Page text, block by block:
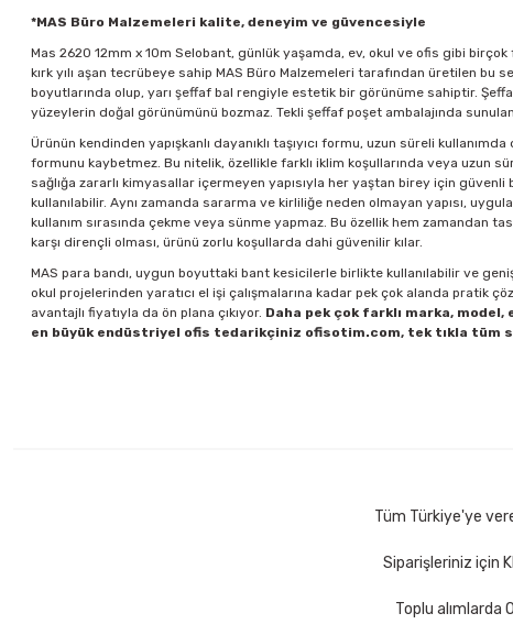
*MAS Büro Malzemeleri kalite, deneyim ve güvencesiyle
Mas 2620 12mm x 10m Selobant, günlük yaşamda, ev, okul ve ofis gibi
kırk yılı aşan tecrübeye sahip MAS Büro Malzemeleri tarafından üretilen bu
boyutlarında olup, yarı şeffaf bal rengiyle estetik bir görünüme sahiptir.
yüzeylerin doğal görünümünü bozmaz. Tekli şeffaf poşet ambalajında
Ürünün kendinden yapışkanlı dayanıklı taşıyıcı formu, uzun süreli
formunu kaybetmez. Bu nitelik, özellikle farklı iklim koşullarında veya uzun
sağlığa zararlı kimyasallar içermeyen yapısıyla her yaştan birey için
kullanılabilir. Aynı zamanda sararma ve kirliliğe neden olmayan yapısı,
kullanım sırasında çekme veya sünme yapmaz. Bu özellik hem zamandan
karşı dirençli olması, ürünü zorlu koşullarda dahi güvenilir kılar.
MAS para bandı, uygun boyuttaki bant kesicilerle birlikte kullanılabilir ve
okul projelerinden yaratıcı el işi çalışmalarına kadar pek çok alanda pratik
avantajlı fiyatıyla da ön plana çıkıyor. Daha pek çok farklı marka,
en büyük endüstriyel ofis tedarikçiniz ofisotim.com, tek tıkla tüm
Tüm Türkiye'ye
Siparişleriniz için
Toplu